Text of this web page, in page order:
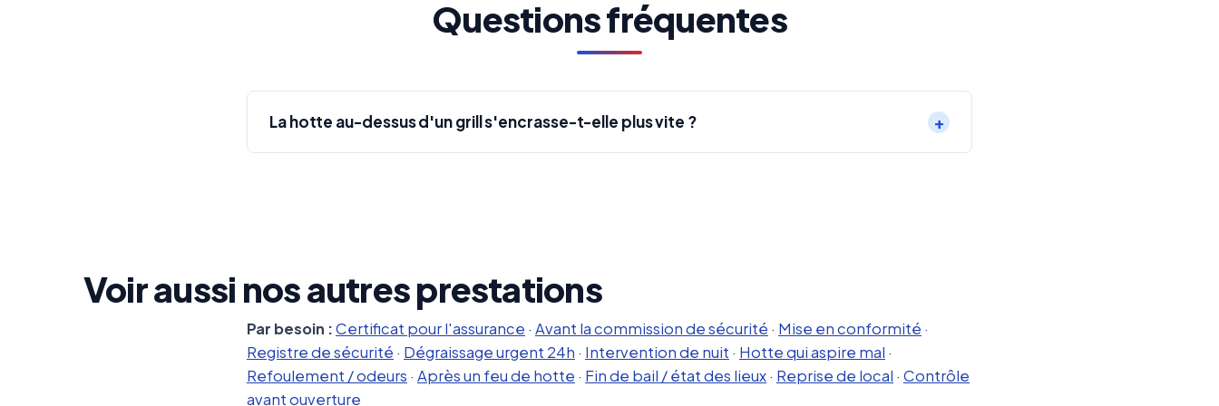
Questions fréquentes
La hotte au-dessus d'un grill s'encrasse-t-elle plus vite ?
Voir aussi nos autres prestations
Par besoin :Certificat pour l'assurance · Avant la commission de sécurité · Mise en conformité ·
Registre de sécurité · Dégraissage urgent 24h · Intervention de nuit · Hotte qui aspire mal ·
Refoulement / odeurs · Après un feu de hotte · Fin de bail / état des lieux· Reprise de local · Contrôle
avant ouverture